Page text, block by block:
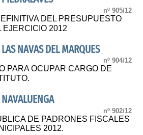
nº 905/12
DEL PRESUPUESTO
EJERCICIO 2012
NAVAS DEL MARQUES
nº 904/12
PARA OCUPAR CARGO DE
nº 902/12
DE PADRONES FISCALES
2012.